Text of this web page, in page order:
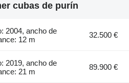
cubas de purín
2004, ancho de
12 m
32.500 €
2019, ancho de
21 m
89.900 €